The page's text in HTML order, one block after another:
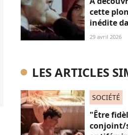
cette
inédite
génie
29 avril 2026
LES ARTICLES
SOCIÉTÉ
"Être
conjoint/